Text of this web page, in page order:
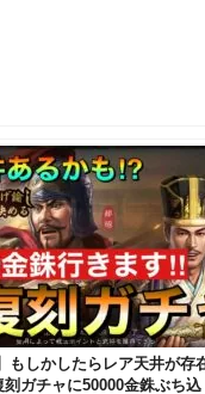
もしかしたらレア天井が存
ガチャに50000金銖ぶち込